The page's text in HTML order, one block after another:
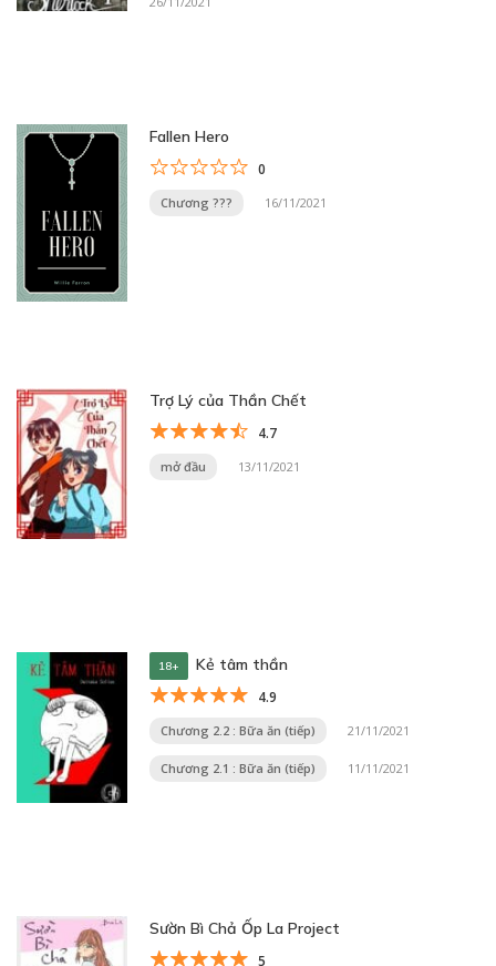
Fallen Hero
0
Chương ??? 16/11/2021
Trợ Lý của Thần Chết
4.7
mở đầu 13/11/2021
18+ Kẻ tâm thần
4.9
Chương 2.2 : Bữa ăn (tiếp) 21/11/2021
Chương 2.1 : Bữa ăn (tiếp) 11/11/2021
Sườn Bì Chả Ốp La Project
5